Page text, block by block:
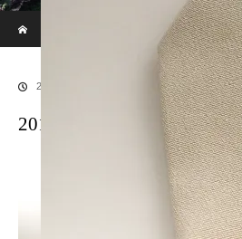
20170528SAMURAI-37
2017.06.29
20170528SAMURAI-37